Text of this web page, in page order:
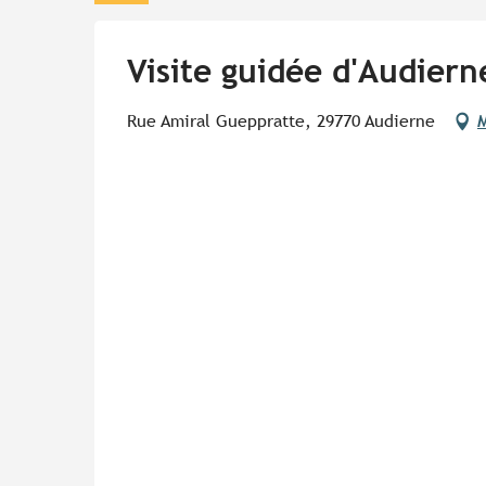
Visite guidée
Rue Amiral Gueppratte, 29770 Audierne